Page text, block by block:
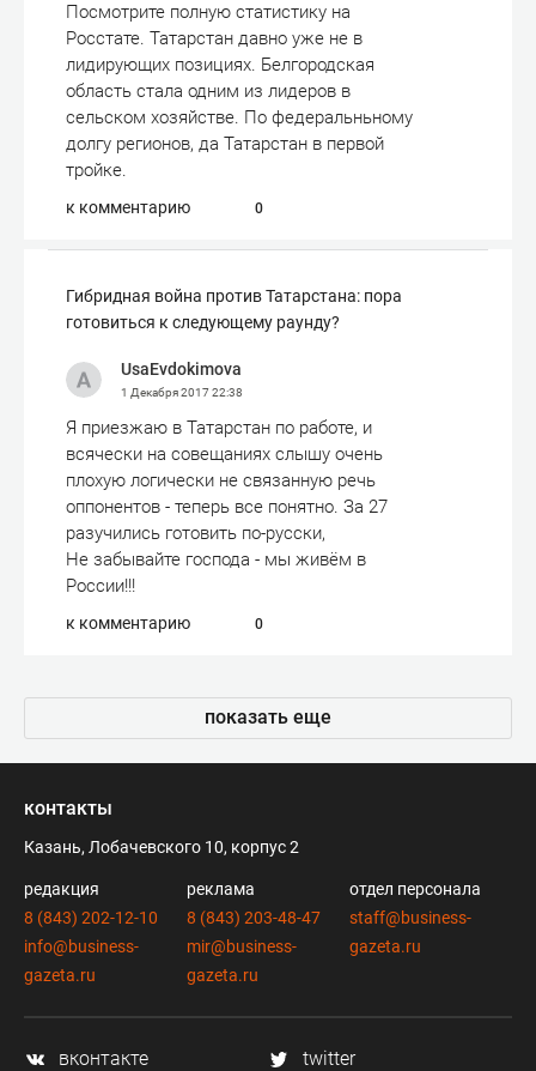
Посмотрите полную статистику на
Росстате. Татарстан давно уже не в
лидирующих позициях. Белгородская
область стала одним из лидеров в
сельском хозяйстве. По федеральньному
долгу регионов, да Татарстан в первой
тройке.
к комментарию 0
Гибридная война против Татарстана: пора
готовиться к следующему раунду?
UsaEvdokimova
1 Декабря 201722:38
Я приезжаю в Татарстан по работе, и
всячески на совещаниях слышу очень
плохую логически не связанную речь
оппонентов - теперь все понятно. За 27
разучились готовить по-русски,
Не забывайте господа - мы живём в
России!!!
к комментарию 0
показать еще
контакты
Казань, Лобачевского 10, корпус 2
редакция
8 (843) 202-12-10
info@business-
gazeta.ru
реклама
8 (843) 203-48-47
mir@business-
gazeta.ru
отдел персонала
staff@business-
gazeta.ru
вконтакте
twitter